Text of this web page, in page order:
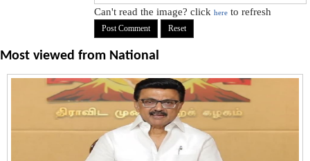
Can't read the image? clickhere to refresh
Most viewed from National